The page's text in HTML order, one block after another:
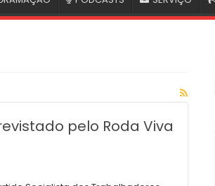
pelo Roda Viva